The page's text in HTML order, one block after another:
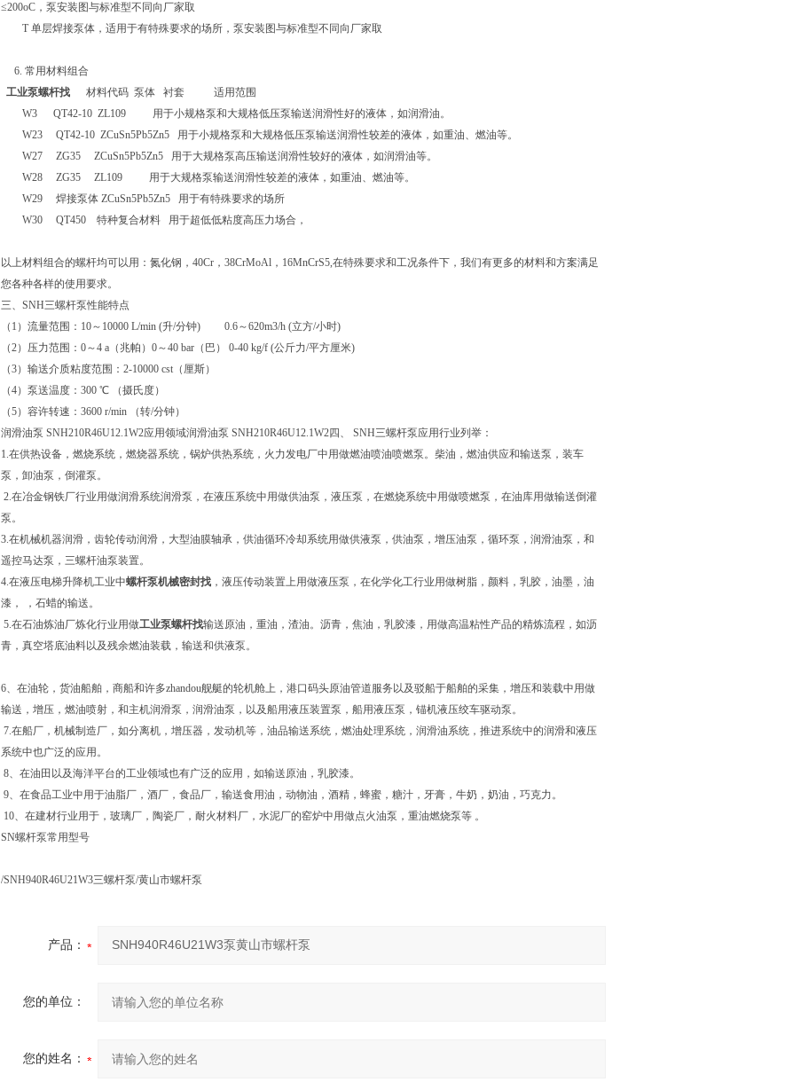
≤200oC，泵安装图与标准型不同向厂家取
T 单层焊接泵体，适用于有特殊要求的场所，泵安装图与标准型不同向厂家取
6. 常用材料组合
工业泵螺杆找 材料代码 泵体 衬套 适用范围
W3 QT42-10 ZL109 用于小规格泵和大规格低压泵输送润滑性好的液体，如润滑油。
W23 QT42-10 ZCuSn5Pb5Zn5 用于小规格泵和大规格低压泵输送润滑性较差的液体，如重油、燃油等。
W27 ZG35 ZCuSn5Pb5Zn5 用于大规格泵高压输送润滑性较好的液体，如润滑油等。
W28 ZG35 ZL109 用于大规格泵输送润滑性较差的液体，如重油、燃油等。
W29 焊接泵体 ZCuSn5Pb5Zn5 用于有特殊要求的场所
W30 QT450 特种复合材料 用于超低低粘度高压力场合，
以上材料组合的螺杆均可以用：氮化钢，40Cr，38CrMoAl，16MnCrS5,在特殊要求和工况条件下，我们有更多的材料和方案满足
您各种各样的使用要求。
三、SNH三螺杆泵性能特点
（1）流量范围：10～10000 L/min (升/分钟) 0.6～620m3/h (立方/小时)
（2）压力范围：0～4 a（兆帕）0～40 bar（巴） 0-40 kg/f (公斤力/平方厘米)
（3）输送介质粘度范围：2-10000 cst（厘斯）
（4）泵送温度：300 ℃ （摄氏度）
（5）容许转速：3600 r/min （转/分钟）
润滑油泵 SNH210R46U12.1W2应用领域润滑油泵 SNH210R46U12.1W2四、 SNH三螺杆泵应用行业列举：
1.在供热设备，燃烧系统，燃烧器系统，锅炉供热系统，火力发电厂中用做燃油喷油喷燃泵。柴油，燃油供应和输送泵，装车
泵，卸油泵，倒灌泵。
2.在冶金钢铁厂行业用做润滑系统润滑泵，在液压系统中用做供油泵，液压泵，在燃烧系统中用做喷燃泵，在油库用做输送倒灌
泵。
3.在机械机器润滑，齿轮传动润滑，大型油膜轴承，供油循环冷却系统用做供液泵，供油泵，增压油泵，循环泵，润滑油泵，和
遥控马达泵，三螺杆油泵装置。
4.在液压电梯升降机工业中螺杆泵机械密封找 ，液压传动装置上用做液压泵，在化学化工行业用做树脂，颜料，乳胶，油墨，油
漆， ，石蜡的输送。
5.在石油炼油厂炼化行业用做工业泵螺杆找输送原油，重油，渣油。沥青，焦油，乳胶漆，用做高温粘性产品的精炼流程，如沥
青，真空塔底油料以及残余燃油装载，输送和供液泵。
6、在油轮，货油船舶，商船和许多zhandou舰艇的轮机舱上，港口码头原油管道服务以及驳船于船舶的采集，增压和装载中用做
输送，增压，燃油喷射，和主机润滑泵，润滑油泵，以及船用液压装置泵，船用液压泵，锚机液压绞车驱动泵。
7.在船厂，机械制造厂，如分离机，增压器，发动机等，油品输送系统，燃油处理系统，润滑油系统，推进系统中的润滑和液压
系统中也广泛的应用。
8、在油田以及海洋平台的工业领域也有广泛的应用，如输送原油，乳胶漆。
9、在食品工业中用于油脂厂，酒厂，食品厂，输送食用油，动物油，酒精，蜂蜜，糖汁，牙膏，牛奶，奶油，巧克力。
10、在建材行业用于，玻璃厂，陶瓷厂，耐火材料厂，水泥厂的窑炉中用做点火油泵，重油燃烧泵等 。
SN螺杆泵常用型号
/SNH940R46U21W3三螺杆泵/黄山市螺杆泵
产品：
您的单位：
您的姓名：